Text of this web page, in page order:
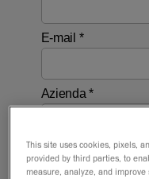
This site uses cookies, pixels,
provided by third parties, to
measure, analyze, and